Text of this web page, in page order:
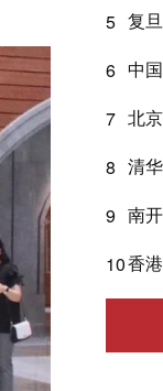
5
6 中
7 北
8 清
9 南
10香